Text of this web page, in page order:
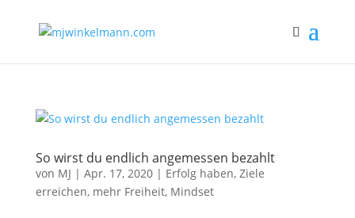
So wirst du endlich angemessen bezahlt
von MJ | Apr. 17, 2020| Erfolg haben, Ziele
erreichen, mehr Freiheit, Mindset